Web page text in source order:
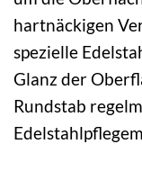
hartnäckigen
spezielle
Glanz der
Rundstab